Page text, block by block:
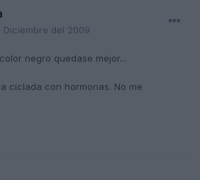
Diciembre del 2009
negro quedase mejor...
ciclada con hormonas. No me